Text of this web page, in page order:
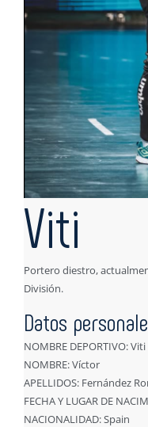
Viti
Portero diestro,
División.
Datos
NOMBRE DEPORTIVO: Viti
NOMBRE: Víctor
APELLIDOS: Fernández
FECHA Y LUGAR DE
NACIONALIDAD: Spain